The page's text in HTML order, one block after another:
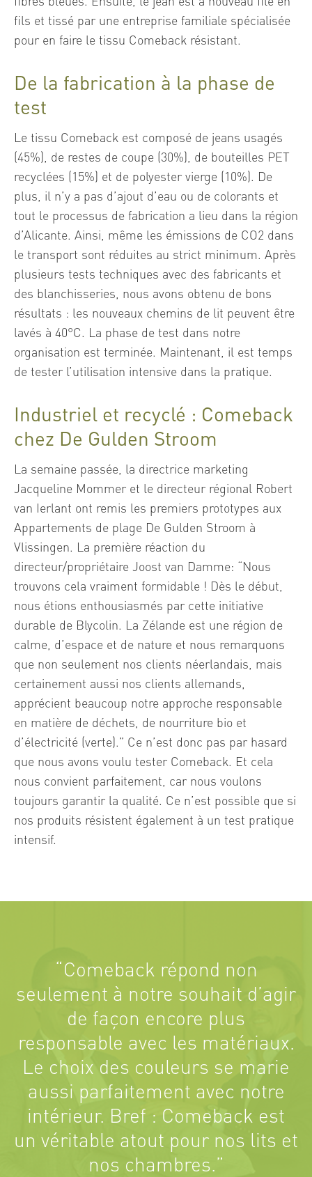
fils et tissé par une entreprise familiale spécialisée
pour en faire le tissu Comeback résistant.
De la fabrication à la phase de
test
Le tissu Comeback est composé de jeans usagés
(45%), de restes de coupe (30%), de bouteilles PET
recyclées (15%) et de polyester vierge (10%). De
plus, il n’y a pas d’ajout d’eau ou de colorants et
tout le processus de fabrication a lieu dans la région
d’Alicante. Ainsi, même les émissions de CO2 dans
le transport sont réduites au strict minimum. Après
plusieurs tests techniques avec des fabricants et
des blanchisseries, nous avons obtenu de bons
résultats : les nouveaux chemins de lit peuvent être
lavés à 40°C. La phase de test dans notre
organisation est terminée. Maintenant, il est temps
de tester l’utilisation intensive dans la pratique.
Industriel et recyclé : Comeback
chez De Gulden Stroom
La semaine passée, la directrice marketing
Jacqueline Mommer et le directeur régional Robert
van Ierlant ont remis les premiers prototypes aux
Appartements de plage De Gulden Stroom à
Vlissingen. La première réaction du
directeur/propriétaire Joost van Damme: “Nous
trouvons cela vraiment formidable ! Dès le début,
nous étions enthousiasmés par cette initiative
durable de Blycolin. La Zélande est une région de
calme, d’espace et de nature et nous remarquons
que non seulement nos clients néerlandais, mais
certainement aussi nos clients allemands,
apprécient beaucoup notre approche responsable
en matière de déchets, de nourriture bio et
d’électricité (verte).” Ce n’est donc pas par hasard
que nous avons voulu tester Comeback. Et cela
nous convient parfaitement, car nous voulons
toujours garantir la qualité. Ce n’est possible que si
nos produits résistent également à un test pratique
intensif.
“Comeback répond non
seulement à notre souhait d’agir
de façon encore plus
responsable avec les matériaux.
Le choix des couleurs se marie
aussi parfaitement avec notre
intérieur. Bref : Comeback est
un véritable atout pour nos lits et
nos chambres.”